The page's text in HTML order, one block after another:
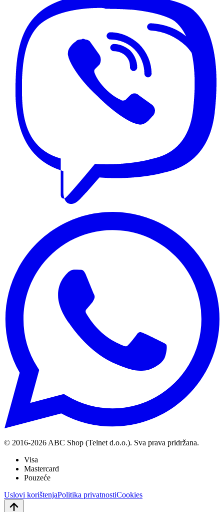
© 2016-2026 ABC Shop (Telnet d.o.o.). Sva prava pridržana.
Visa
Mastercard
Pouzeće
Uslovi korištenjaPolitika privatnostiCookies